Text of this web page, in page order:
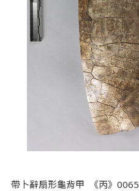
帶卜辭扇形龜背甲 《丙》0065